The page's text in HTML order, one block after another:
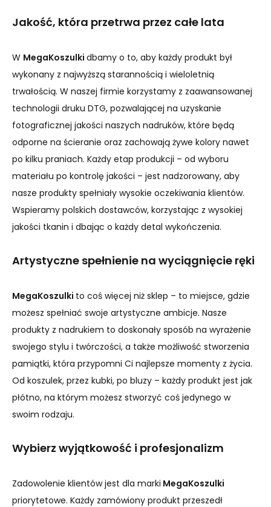
Jakość, która przetrwa przez całe lata
W MegaKoszulki dbamy o to, aby każdy produkt był
wykonany z najwyższą starannością i wieloletnią
trwałością. W naszej firmie korzystamy z zaawansowanej
technologii druku DTG, pozwalającej na uzyskanie
fotograficznej jakości naszych nadruków, które będą
odporne na ścieranie oraz zachowają żywe kolory nawet
po kilku praniach. Każdy etap produkcji – od wyboru
materiału po kontrolę jakości – jest nadzorowany, aby
nasze produkty spełniały wysokie oczekiwania klientów.
Wspieramy polskich dostawców, korzystając z wysokiej
jakości tkanin i dbając o każdy detal wykończenia.
Artystyczne spełnienie na wyciągnięcie ręki
MegaKoszulki to coś więcej niż sklep – to miejsce, gdzie
możesz spełniać swoje artystyczne ambicje. Nasze
produkty z nadrukiem to doskonały sposób na wyrażenie
swojego stylu i twórczości, a także możliwość stworzenia
pamiątki, która przypomni Ci najlepsze momenty z życia.
Od koszulek, przez kubki, po bluzy – każdy produkt jest jak
płótno, na którym możesz stworzyć coś jedynego w
swoim rodzaju.
Wybierz wyjątkowość i profesjonalizm
Zadowolenie klientów jest dla marki MegaKoszulki
priorytetowe. Każdy zamówiony produkt przeszedł